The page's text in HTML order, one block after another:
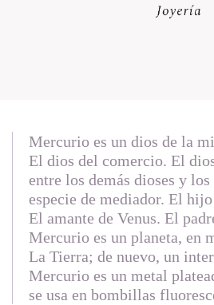
Mercurio es un dios de la
El dios del comercio. El
entre los demás dioses y los
especie de mediador. El
El amante de Venus. El
Mercurio es un planeta, en
La Tierra; de nuevo, un
Mercurio es un metal
se usa en bombillas